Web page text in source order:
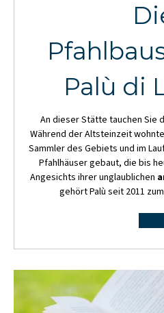
Palù di
An dieser Stätte tauchen Sie
Während der Altsteinzeit
Sammler des Gebiets und im
Pfahlhäuser gebaut, die bis
Angesichts ihrer unglaublichen
gehört Palù seit 2011 zum